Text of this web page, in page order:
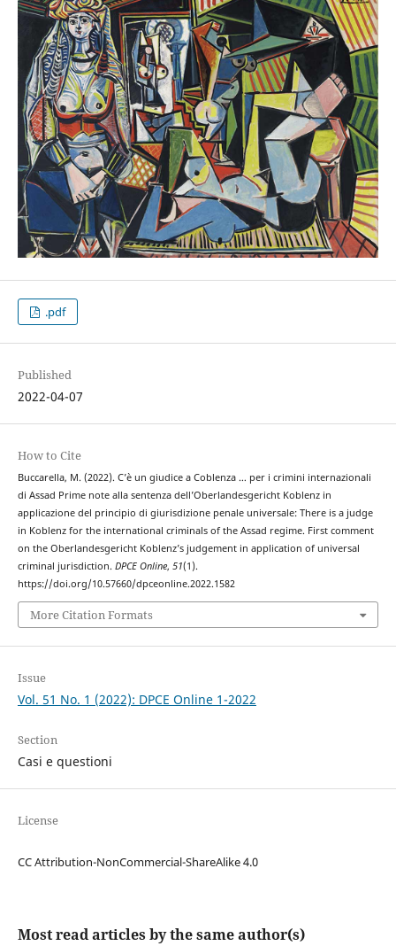
.pdf
Published
2022-04-07
How to Cite
Buccarella, M. (2022). C’è un giudice a Coblenza … per i crimini internazionali
di Assad Prime note alla sentenza dell’Oberlandesgericht Koblenz in
applicazione del principio di giurisdizione penale universale: There is a judge
in Koblenz for the international criminals of the Assad regime. First comment
on the Oberlandesgericht Koblenz’s judgement in application of universal
criminal jurisdiction. DPCE Online, 51(1).
https://doi.org/10.57660/dpceonline.2022.1582
More Citation Formats
Issue
Vol. 51 No. 1 (2022): DPCE Online 1-2022
Section
Casi e questioni
License
CC Attribution-NonCommercial-ShareAlike 4.0
Most read articles by the same author(s)